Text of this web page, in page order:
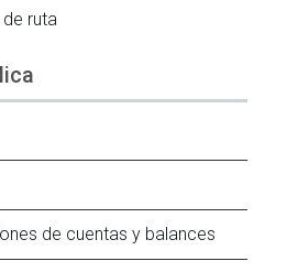
ruta
de cuentas y balances